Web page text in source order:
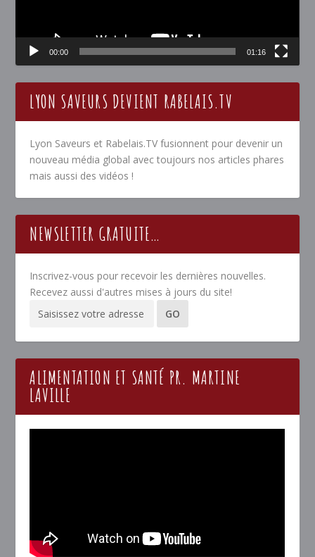
00:00 01:16
LYON SAVEURS DEVIENT RABELAIS.TV
Lyon Saveurs et Rabelais.TV fusionnent pour devenir un
nouveau média global avec toujours nos articles phares
mais aussi des vidéos !
NEWSLETTER GRATUITE…
Inscrivez-vous pour recevoir les dernières nouvelles.
Recevez aussi d'autres mises à jours du site!
ALIMENTATION ET SANTÉ PR. MARTINE
LAVILLE